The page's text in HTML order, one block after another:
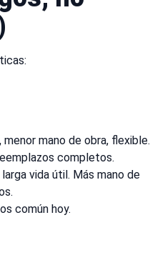
menor mano de obra, flexible.
completos.
vida útil. Más mano de
común hoy.